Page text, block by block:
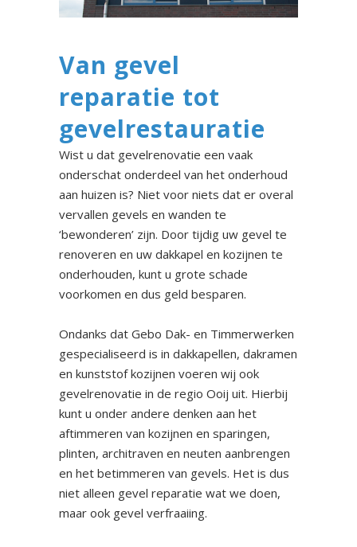
Van gevel
reparatie tot
gevelrestauratie
Wist u dat gevelrenovatie een vaak
onderschat onderdeel van het onderhoud
aan huizen is? Niet voor niets dat er overal
vervallen gevels en wanden te
‘bewonderen’ zijn. Door tijdig uw gevel te
renoveren en uw dakkapel en kozijnen te
onderhouden, kunt u grote schade
voorkomen en dus geld besparen.
Ondanks dat Gebo Dak- en Timmerwerken
gespecialiseerd is in dakkapellen, dakramen
en kunststof kozijnen voeren wij ook
gevelrenovatie in de regio Ooij uit. Hierbij
kunt u onder andere denken aan het
aftimmeren van kozijnen en sparingen,
plinten, architraven en neuten aanbrengen
en het betimmeren van gevels. Het is dus
niet alleen gevel reparatie wat we doen,
maar ook gevel verfraaiing.